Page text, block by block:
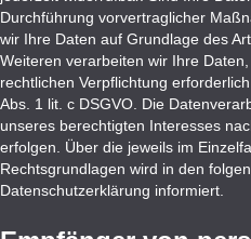
Durchführung vorvertraglicher
wir Ihre Daten auf Grundlage des
Weiteren verarbeiten wir Ihre
rechtlichen Verpflichtung
Abs. 1 lit. c DSGVO. Die
unseres berechtigten Interesses
erfolgen. Über die jeweils im
Rechtsgrundlagen wird in den
Datenschutzerklärung informiert.